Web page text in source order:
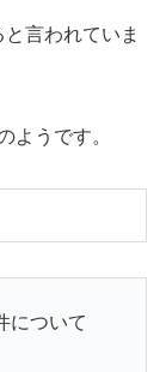
言われていま
ようです。
について